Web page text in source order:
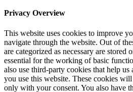
Privacy Overview
This website uses cookies to improve
navigate through the website. Out of
are categorized as necessary are stored
essential for the working of basic
also use third-party cookies that help
you use this website. These cookies
only with your consent. You also have